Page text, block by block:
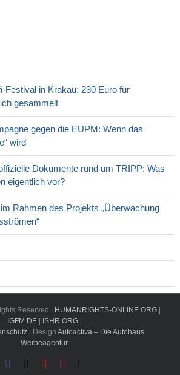
Festival in Krakau: 230 Euro für
gesammelt
gegen die EUPM: Wenn das
wird
Dokumente rund um TRIPP: Was
eigentlich vor?
Rahmen des Projekts „Überwachung
Reserved | HUMANRIGHTS-ONLINE.ORG.|
IGFM.DE.| ISHR.ORG.|
| Design Autoactiva – Die Autohaus
Werbeagentur
Facebook YouTubeInstagram